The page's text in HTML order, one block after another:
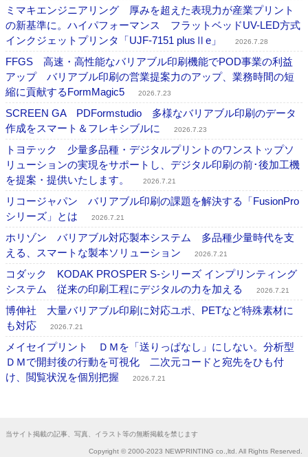
ミマキエンジニアリング 厚みを超えた表現力が産業プリント
の新基準に。ハイパフォーマンス フラットベッドUV-LED方式
インクジェットプリンタ「UJF-7151 plusⅡe」
2026.7.28
FFGS 高速・高性能なバリアブル印刷機能でPOD事業の利益
アップ バリアブル印刷の営業提案力のアップ、業務時間の短
縮に貢献するFormMagic5
2026.7.23
SCREEN GA PDFormstudio 多様なバリアブル印刷のデータ
作成をスマート＆フレキシブルに
2026.7.23
トヨテック 少量多品種・デジタルプリントのワンストップソ
リューションの実現をサポートし、デジタル印刷の前･後加工機
を提案・提供いたします。
2026.7.21
リコージャパン バリアブル印刷の課題を解決する「FusionPro
シリーズ」とは
2026.7.21
ホリゾン バリアブル対応製本システム 多品種少量時代を支
える、スマートな製本ソリューション
2026.7.21
コダック KODAK PROSPER S-シリーズ インプリンティング
システム 従来の印刷工程にデジタルの力を加える
2026.7.21
博伸社 大量バリアブル印刷に対応ユポ、PETなど特殊素材に
も対応
2026.7.21
メイセイプリント ＤＭを「送りっぱなし」にしない。分析型
ＤＭで開封後の行動を可視化 二次元コードと宛先をひも付
け、閲覧状況を個別把握
2026.7.21
当サイト掲載の記事、写真、イラスト等の無断掲載を禁じます
Copyright © 2000-2023 NEWPRINTING co.,ltd. All Rights Reserved.